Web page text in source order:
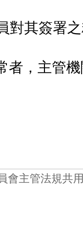
對其簽署
，主管機
會主管法規共